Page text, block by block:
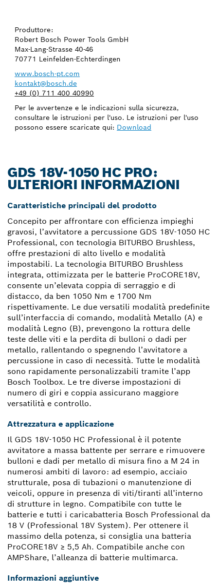
Produttore:
Robert Bosch Power Tools GmbH
Max-Lang-Strasse 40-46
70771 Leinfelden-Echterdingen
www.bosch-pt.com
kontakt@bosch.de
+49 (0) 711 400 40990
Per le avvertenze e le indicazioni sulla sicurezza,
consultare le istruzioni per l'uso. Le istruzioni per l'uso
possono essere scaricate qui: Download
GDS 18V-1050 HC PRO:
ULTERIORI INFORMAZIONI
Caratteristiche principali del prodotto
Concepito per affrontare con efficienza impieghi
gravosi, l’avvitatore a percussione GDS 18V-1050 HC
Professional, con tecnologia BITURBO Brushless,
offre prestazioni di alto livello e modalità
impostabili. La tecnologia BITURBO Brushless
integrata, ottimizzata per le batterie ProCORE18V,
consente un’elevata coppia di serraggio e di
distacco, da ben 1050 Nm e 1700 Nm
rispettivamente. Le due versatili modalità predefinite
sull’interfaccia di comando, modalità Metallo (A) e
modalità Legno (B), prevengono la rottura delle
teste delle viti e la perdita di bulloni o dadi per
metallo, rallentando o spegnendo l’avvitatore a
percussione in caso di necessità. Tutte le modalità
sono rapidamente personalizzabili tramite l’app
Bosch Toolbox. Le tre diverse impostazioni di
numero di giri e coppia assicurano maggiore
versatilità e controllo.
Attrezzatura e applicazione
Il GDS 18V-1050 HC Professional è il potente
avvitatore a massa battente per serrare e rimuovere
bulloni e dadi per metallo di misura fino a M 24 in
numerosi ambiti di lavoro: ad esempio, acciaio
strutturale, posa di tubazioni o manutenzione di
veicoli, oppure in presenza di viti/tiranti all’interno
di strutture in legno. Compatibile con tutte le
batterie e tutti i caricabatteria Bosch Professional da
18 V (Professional 18V System). Per ottenere il
massimo della potenza, si consiglia una batteria
ProCORE18V ≥ 5,5 Ah. Compatibile anche con
AMPShare, l’alleanza di batterie multimarca.
Informazioni aggiuntive